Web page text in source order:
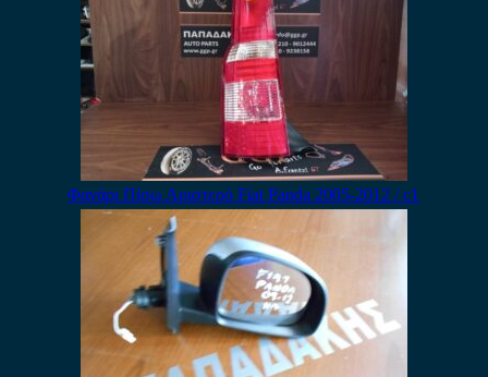
Φανάρι Πίσω Αριστερό Fiat Panda 2005-2012 / c1